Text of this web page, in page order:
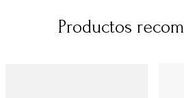
Productos